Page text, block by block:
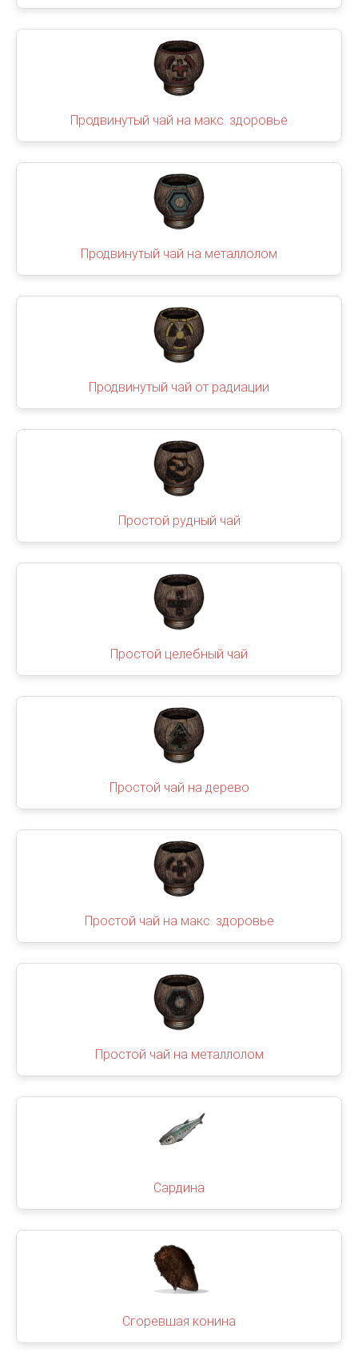
Продвинутый чай на макс. здоровье
Продвинутый чай на металлолом
Продвинутый чай от радиации
Простой рудный чай
Простой целебный чай
Простой чай на дерево
Простой чай на макс. здоровье
Простой чай на металлолом
Сардина
Сгоревшая конина